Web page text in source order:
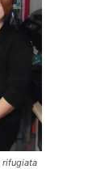
rifugiata